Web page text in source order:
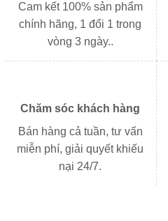
Cam kết 100% sản phẩm
chính hãng, 1 đổi 1 trong
vòng 3 ngày..
Chăm sóc khách hàng
Bán hàng cả tuần, tư vấn
miễn phí, giải quyết khiếu
nại 24/7.